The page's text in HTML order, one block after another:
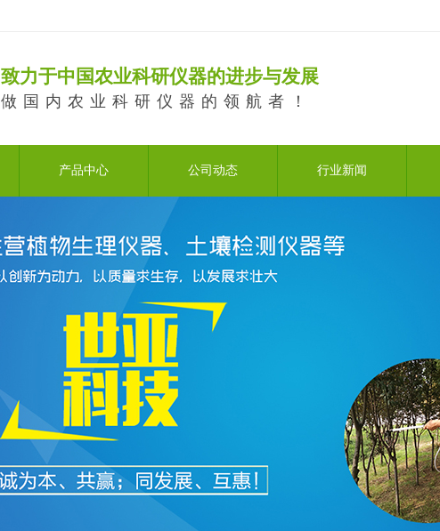
致力于中国农业科研仪器的进步与发展
做国内农业科研仪器的领航者！
产品中心 公司动态 行业新闻